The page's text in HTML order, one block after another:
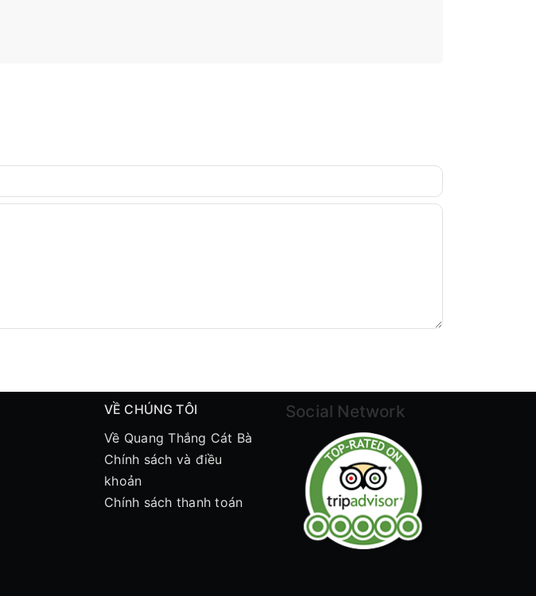
VỀ CHÚNG TÔI
Về Quang Thắng Cát Bà
Chính sách và điều
khoản
Chính sách thanh toán
Social Network